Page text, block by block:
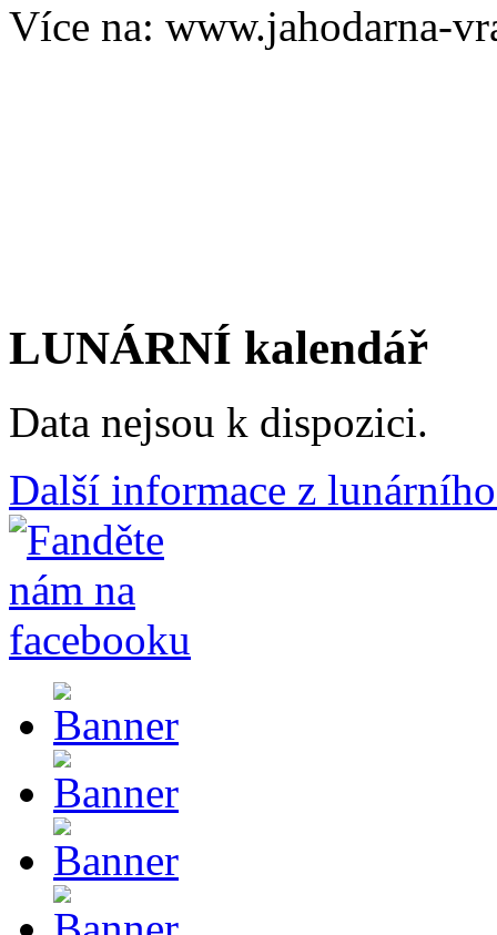
Více na: www.jahodarna-
LUNÁRNÍ kalendář
Data nejsou k dispozici.
Další informace z